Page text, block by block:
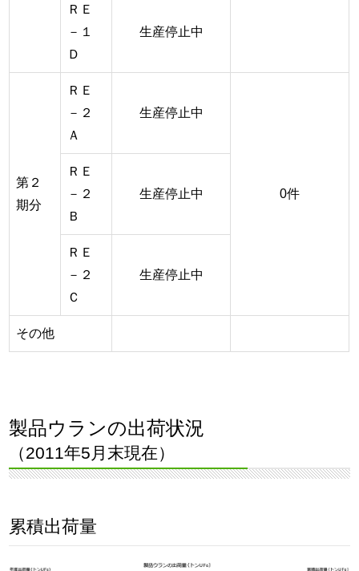
ＲＥ
－１
Ｄ
生産停止中
第２
期分
ＲＥ
－２
Ａ
生産停止中
0件
ＲＥ
－２
Ｂ
生産停止中
ＲＥ
－２
Ｃ
生産停止中
その他
製品ウランの出荷状況
（2011年5月末現在）
累積出荷量